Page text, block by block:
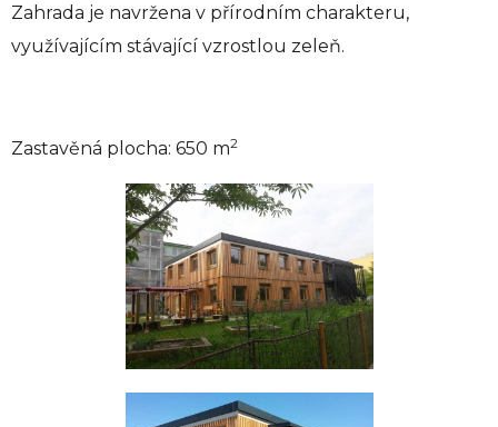
Zahrada je navržena v přírodním charakteru,
využívajícím stávající vzrostlou zeleň.
Zastavěná plocha: 650 m2